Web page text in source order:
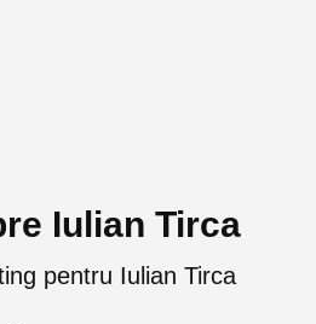
Iulian Tirca
pentru Iulian Tirca